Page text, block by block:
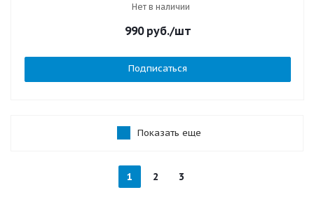
Нет в наличии
990руб./шт
Подписаться
Показать еще
1 2 3